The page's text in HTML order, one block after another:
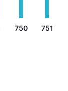
750 751